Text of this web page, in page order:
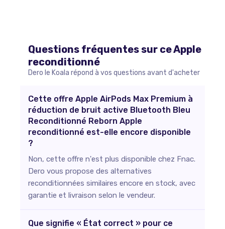
Questions fréquentes sur ceApple
reconditionné
Dero le Koala répond à vos questions avant d'acheter
Cette offre Apple AirPods Max Premium à
réduction de bruit active Bluetooth Bleu
Reconditionné Reborn Apple
reconditionné est-elle encore disponible
?
Non, cette offre n'est plus disponible chez Fnac.
Dero vous propose des alternatives
reconditionnées similaires encore en stock, avec
garantie et livraison selon le vendeur.
Que signifie « État correct » pour ce